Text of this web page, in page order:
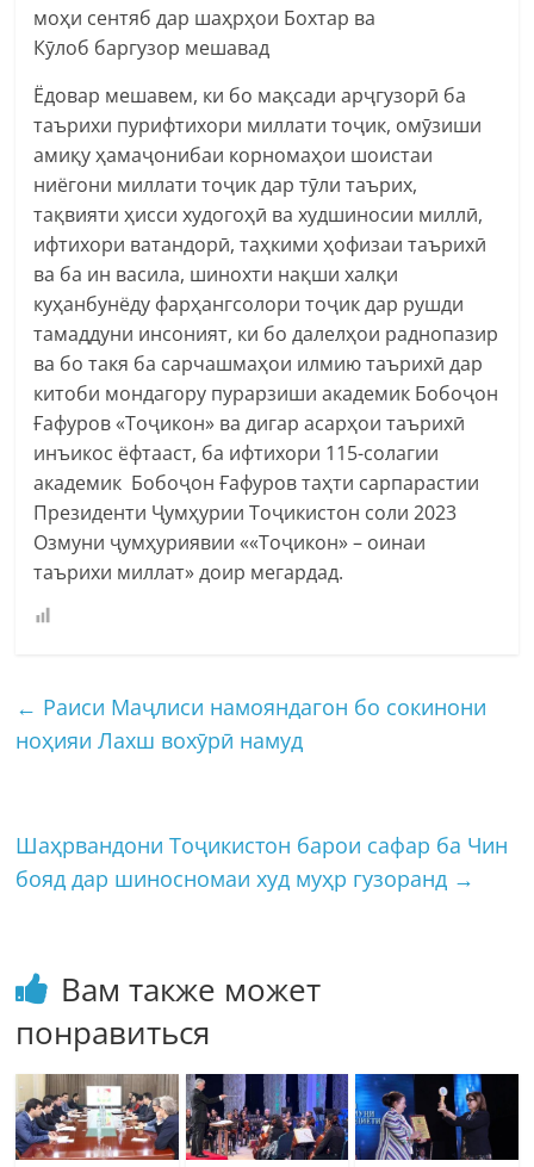
моҳи сентяб дар шаҳрҳои Бохтар ва
Кӯлоб баргузор мешавад
Ёдовар мешавем, ки бо мақсади арҷгузорӣ ба
таърихи пурифтихори миллати тоҷик, омӯзиши
амиқу ҳамаҷонибаи корномаҳои шоистаи
ниёгони миллати тоҷик дар тӯли таърих,
тақвияти ҳисси худогоҳӣ ва худшиносии миллӣ,
ифтихори ватандорӣ, таҳкими ҳофизаи таърихӣ
ва ба ин васила, шинохти нақши халқи
куҳанбунёду фарҳангсолори тоҷик дар рушди
тамаддуни инсоният, ки бо далелҳои раднопазир
ва бо такя ба сарчашмаҳои илмию таърихӣ дар
китоби мондагору пурарзиши академик Бобоҷон
Ғафуров «Тоҷикон» ва дигар асарҳои таърихӣ
инъикос ёфтааст, ба ифтихори 115-солагии
академик Бобоҷон Ғафуров таҳти сарпарастии
Президенти Ҷумҳурии Тоҷикистон соли 2023
Озмуни ҷумҳуриявии ««Тоҷикон» – оинаи
таърихи миллат» доир мегардад.
← Раиси Маҷлиси намояндагон бо сокинони
ноҳияи Лахш вохӯрӣ намуд
Шаҳрвандони Тоҷикистон барои сафар ба Чин
бояд дар шиносномаи худ муҳр гузоранд →
Вам также может
понравиться